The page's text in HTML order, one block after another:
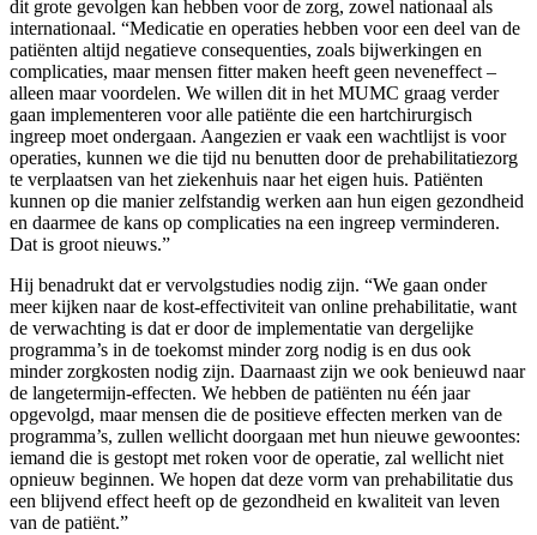
dit grote gevolgen kan hebben voor de zorg, zowel nationaal als
internationaal. “Medicatie en operaties hebben voor een deel van de
patiënten altijd negatieve consequenties, zoals bijwerkingen en
complicaties, maar mensen fitter maken heeft geen neveneffect –
alleen maar voordelen. We willen dit in het MUMC graag verder
gaan implementeren voor alle patiënte die een hartchirurgisch
ingreep moet ondergaan. Aangezien er vaak een wachtlijst is voor
operaties, kunnen we die tijd nu benutten door de prehabilitatiezorg
te verplaatsen van het ziekenhuis naar het eigen huis. Patiënten
kunnen op die manier zelfstandig werken aan hun eigen gezondheid
en daarmee de kans op complicaties na een ingreep verminderen.
Dat is groot nieuws.”
Hij benadrukt dat er vervolgstudies nodig zijn. “We gaan onder
meer kijken naar de kost-effectiviteit van online prehabilitatie, want
de verwachting is dat er door de implementatie van dergelijke
programma’s in de toekomst minder zorg nodig is en dus ook
minder zorgkosten nodig zijn. Daarnaast zijn we ook benieuwd naar
de langetermijn-effecten. We hebben de patiënten nu één jaar
opgevolgd, maar mensen die de positieve effecten merken van de
programma’s, zullen wellicht doorgaan met hun nieuwe gewoontes:
iemand die is gestopt met roken voor de operatie, zal wellicht niet
opnieuw beginnen. We hopen dat deze vorm van prehabilitatie dus
een blijvend effect heeft op de gezondheid en kwaliteit van leven
van de patiënt.”